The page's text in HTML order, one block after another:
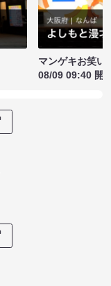
マンゲキお笑い
08/09 09:40 開